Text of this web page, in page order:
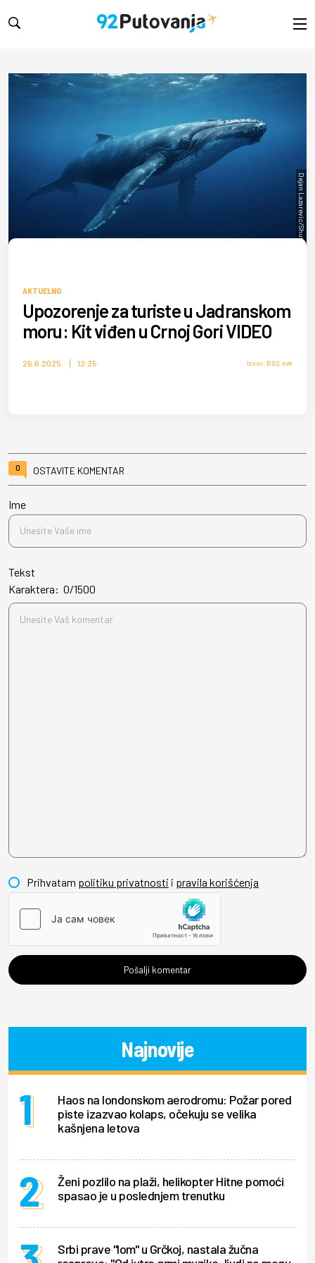
Dejan Lazarevic/Shutterstock
AKTUELNO
Upozorenje za turiste u Jadranskom
moru: Kit viđen u Crnoj Gori VIDEO
26.6.2025. 12:35 Izvor: B92.net
0 OSTAVITE KOMENTAR
Ime
Tekst
Karaktera: 0/1500
Prihvatam politiku privatnosti i pravila korišćenja
Pošalji komentar
Najnovije
Haos na londonskom aerodromu: Požar pored
piste izazvao kolaps, očekuju se velika
kašnjena letova
Ženi pozlilo na plaži, helikopter Hitne pomoći
spasao je u poslednjem trenutku
Srbi prave "lom" u Grčkoj, nastala žučna